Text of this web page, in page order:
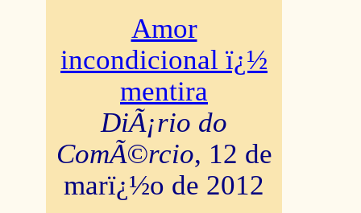
Amor
incondicional ï¿½
mentira
DiÃ¡rio do
ComÃ©rcio, 12 de
marï¿½o de 2012